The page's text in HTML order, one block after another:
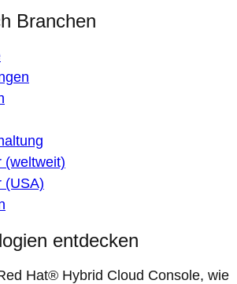
Branchen
(weltweit)
(USA)
entdecken
Hat® Hybrid Cloud Console, wie